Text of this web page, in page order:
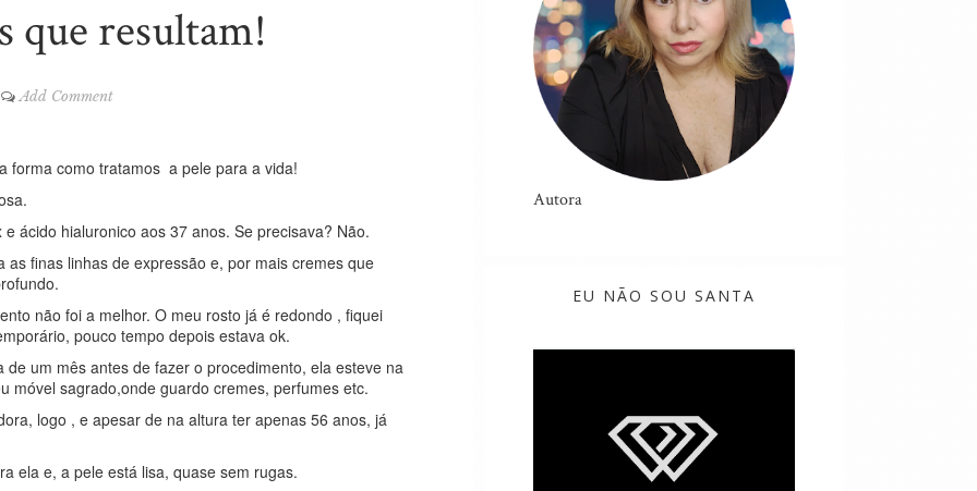
que resultam!
Add Comment
forma como tratamos a pele para a vida!
ácido hialuronico aos 37 anos. Se precisava? Não.
finas linhas de expressão e, por mais cremes que
não foi a melhor. O meu rosto já é redondo , fiquei
pouco tempo depois estava ok.
um mês antes de fazer o procedimento, ela esteve na
móvel sagrado,onde guardo cremes, perfumes etc.
logo , e apesar de na altura ter apenas 56 anos, já
ela e, a pele está lisa, quase sem rugas.
Autora
EU NÃO SOU SANTA